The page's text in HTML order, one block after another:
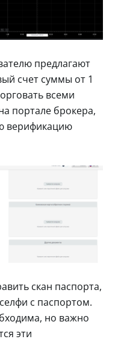
предлагают
счет суммы от 1
всеми
портале брокера,
верификацию
скан паспорта,
с паспортом.
но важно
эти